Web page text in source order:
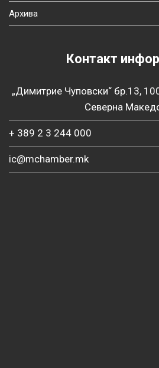
Архива
Контакт
„Димитрие Чуповски“ бр.13,
Северна
+ 389 2 3 244 000
ic@mchamber.mk